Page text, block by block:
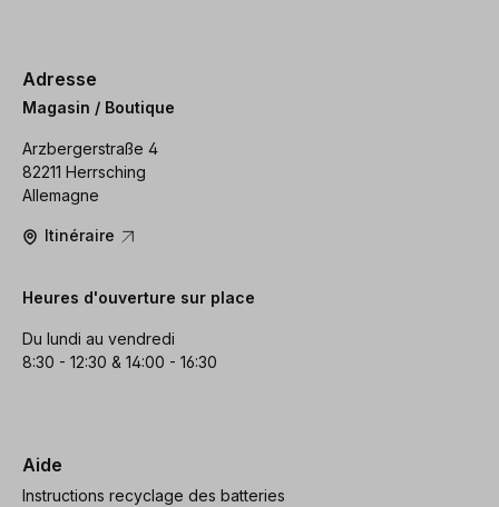
Adresse
Magasin / Boutique
Arzbergerstraße 4
82211 Herrsching
Allemagne
Itinéraire
Heures d'ouverture sur place
Du lundi au vendredi
8:30 - 12:30 & 14:00 - 16:30
Aide
Instructions recyclage des batteries